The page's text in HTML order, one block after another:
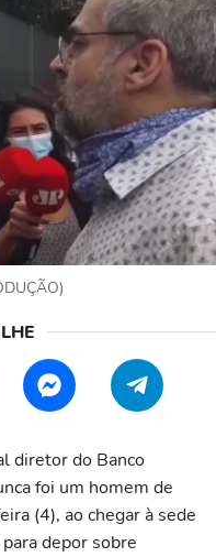
diretor do Banco
foi um homem de
(4), ao chegar à sede
depor sobre